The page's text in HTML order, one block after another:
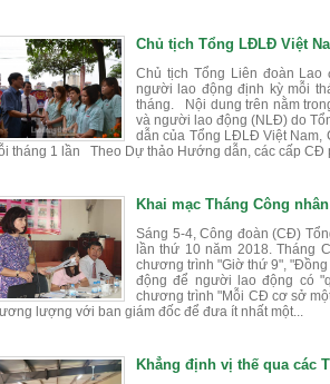
Chủ tịch Tổng LĐLĐ Việt
Chủ tịch Tổng Liên đoàn
người lao động định kỳ mỗi
tháng. Nội dung trên nằm
và người lao động (NLĐ) do
dẫn của Tổng LĐLĐ Việt Nam,
tháng 1 lần Theo Dự thảo Hướng dẫn, các cấp CĐ
Khai mạc Tháng Công
Sáng 5-4, Công đoàn (CĐ)
lần thứ 10 năm 2018. Tháng
chương trình "Giờ thứ 9",
động để người lao động có
chương trình "Mỗi CĐ cơ sở
lượng với ban giám đốc để đưa ít nhất một...
Khẳng định vị thế qua các